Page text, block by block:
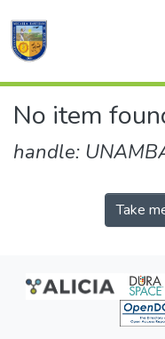
Communities &
No item
handle:
Take